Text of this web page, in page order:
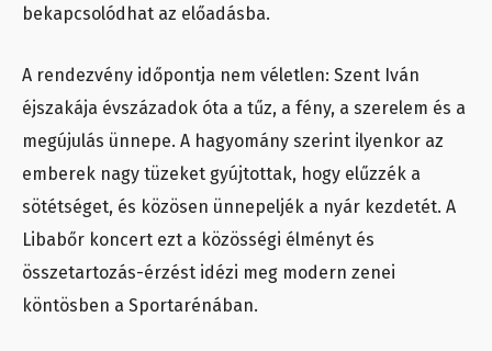
bekapcsolódhat az előadásba.
A rendezvény időpontja nem véletlen: Szent Iván
éjszakája évszázadok óta a tűz, a fény, a szerelem és a
megújulás ünnepe. A hagyomány szerint ilyenkor az
emberek nagy tüzeket gyújtottak, hogy elűzzék a
sötétséget, és közösen ünnepeljék a nyár kezdetét. A
Libabőr koncert ezt a közösségi élményt és
összetartozás-érzést idézi meg modern zenei
köntösben a Sportarénában.